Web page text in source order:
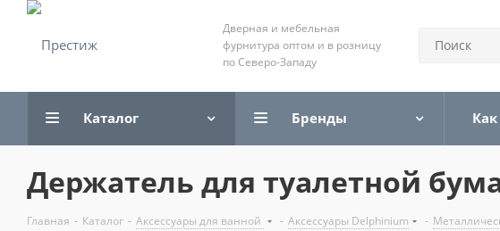
Дверная и мебельная
фурнитура оптом и в розницу
по Северо-Западу
Каталог Бренды
Держатель для туалетной
Главная - Каталог - Аксессуары для ванной - Аксессуары Delphinium -